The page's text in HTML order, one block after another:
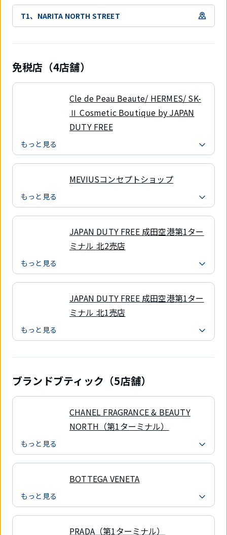
T1、NARITA NORTH STREET
免税店（4店舗）
Cle de Peau Beaute/ HERMES/ SK-
Ⅱ Cosmetic Boutique by JAPAN
DUTY FREE
もっと見る
MEVIUSコンセプトショップ
もっと見る
JAPAN DUTY FREE 成田空港第1ター
ミナル 北2売店
もっと見る
JAPAN DUTY FREE 成田空港第1ター
ミナル 北1売店
もっと見る
ブランドブティック（5店舗）
CHANEL FRAGRANCE & BEAUTY
NORTH（第1ターミナル）
もっと見る
BOTTEGA VENETA
もっと見る
PRADA（第1ターミナル）